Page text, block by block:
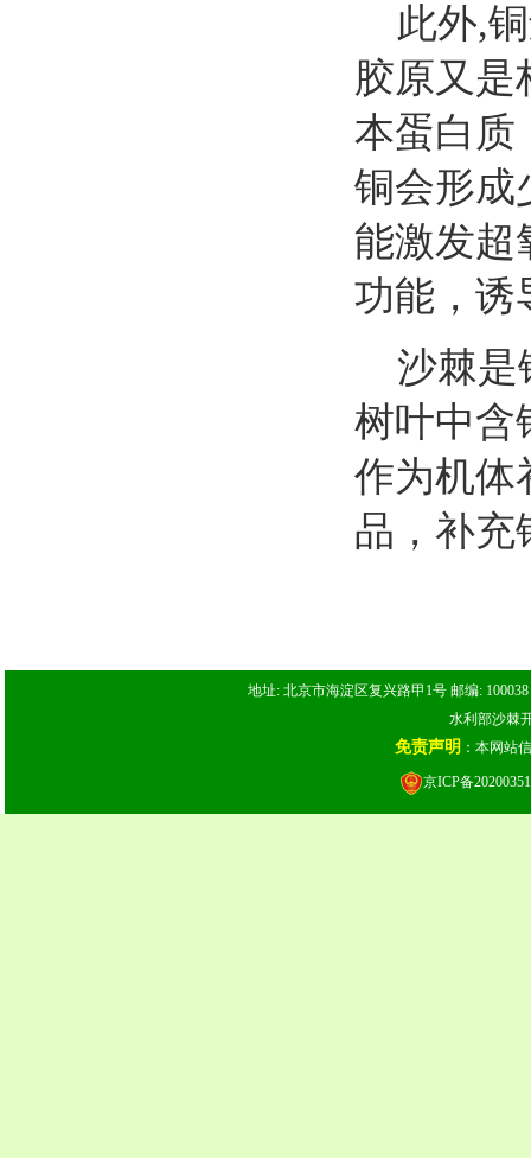
此外,铜
胶原又是
本蛋白质
铜会形成
能激发超
功能，诱
沙棘是
树叶中含
作为机体
品，补充
地址: 北京市海淀区复兴路甲1号 邮编:
水利部沙棘
免责声明 ：本网站
京ICP备